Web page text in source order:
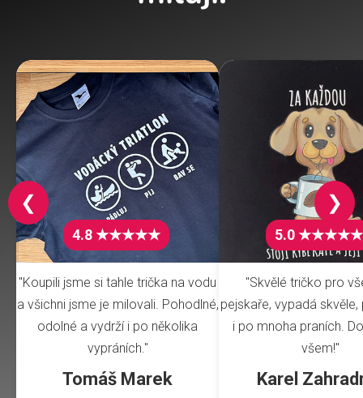
4.8 ★★★★★
"Koupili jsme si tahle trička na vodu
a všichni jsme je milovali. Pohodlné,
odolné a vydrží i po několika
vypráních."
Tomáš Marek
5.0 ★★★★★
"Skvělé tričko pro
pejskaře, vypadá
i po mnoha praních.
všem!"
Karel
❮ ❯